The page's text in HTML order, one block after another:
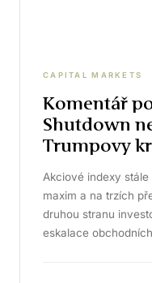
CAPITAL MARKETS
Komentář
Shutdown
Trumpovy
Akciové indexy
maxim a na trzích
druhou stranu
eskalace